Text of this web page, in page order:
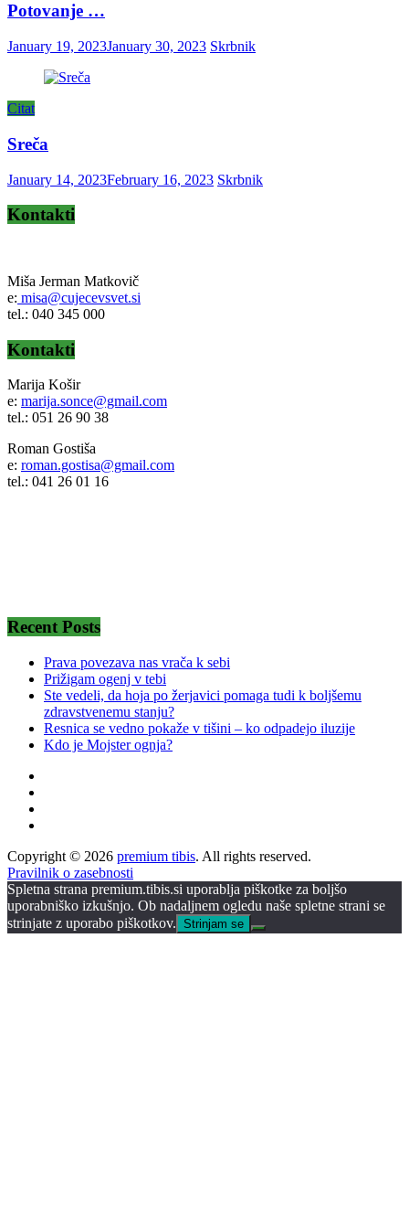
Potovanje …
January 19, 2023January 30, 2023 Skrbnik
Citat
Sreča
January 14, 2023February 16, 2023 Skrbnik
Kontakti
Miša Jerman Matkovič
e: misa@cujecevsvet.si
tel.: 040 345 000
Kontakti
Marija Košir
e: marija.sonce@gmail.com
tel.: 051 26 90 38
Roman Gostiša
e: roman.gostisa@gmail.com
tel.: 041 26 01 16
Recent Posts
Prava povezava nas vrača k sebi
Prižigam ogenj v tebi
Ste vedeli, da hoja po žerjavici pomaga tudi k boljšemu
zdravstvenemu stanju?
Resnica se vedno pokaže v tišini – ko odpadejo iluzije
Kdo je Mojster ognja?
Copyright © 2026 premium tibis. All rights reserved.
Pravilnik o zasebnosti
Spletna strana premium.tibis.si uporablja piškotke za boljšo
uporabniško izkušnjo. Ob nadaljnem ogledu naše spletne strani se
strinjate z uporabo piškotkov. Strinjam se